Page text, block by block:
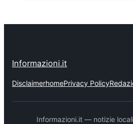
Informazioni.it
DisclaimerhomePrivacy Policy
Informazioni.it — notizie